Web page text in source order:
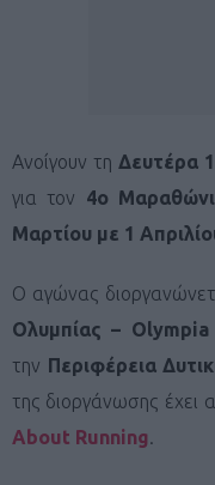
Ανοίγουν τη Δευτέρα
για τον 4ο
Μαρτίου με 1
Ο αγώνας
Ολυμπίας –
την Περιφέρεια
της διοργάνωσης έχει
About Running.